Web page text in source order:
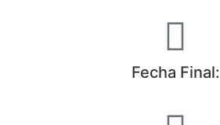
Fecha Final: